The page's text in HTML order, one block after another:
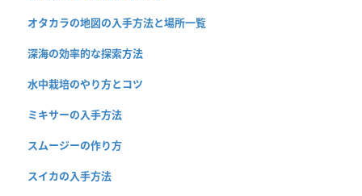
オタカラの地図の入手方法と場所一覧
深海の効率的な探索方法
水中栽培のやり方とコツ
ミキサーの入手方法
スムージーの作り方
スイカの入手方法